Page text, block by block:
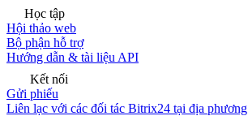
Học tập
Hội thảo web
Bộ phận hỗ trợ
Hướng dẫn & tài liệu API
Kết nối
Gửi phiếu
Liên lạc với các đối tác Bitrix24 tại địa phương